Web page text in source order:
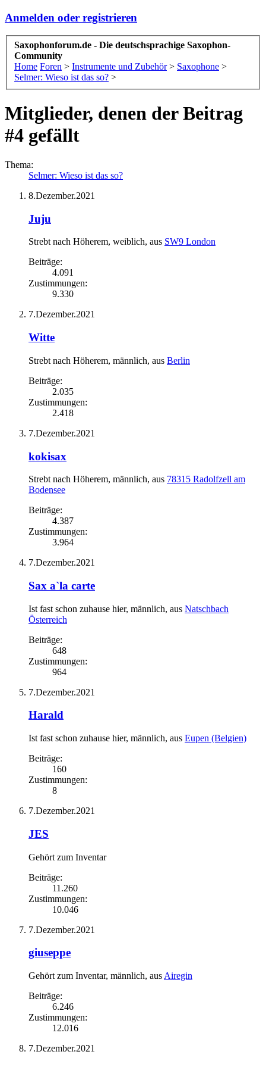
Anmelden oder registrieren
Saxophonforum.de - Die deutschsprachige Saxophon-
Community
Home Foren > Instrumente und Zubehör > Saxophone >
Selmer: Wieso ist das so? >
Mitglieder, denen der Beitrag
#4 gefällt
Thema:
Selmer: Wieso ist das so?
8.Dezember.2021
Juju
Strebt nach Höherem, weiblich, aus SW9 London
Beiträge:
4.091
Zustimmungen:
9.330
7.Dezember.2021
Witte
Strebt nach Höherem, männlich, aus Berlin
Beiträge:
2.035
Zustimmungen:
2.418
7.Dezember.2021
kokisax
Strebt nach Höherem, männlich, aus 78315 Radolfzell am
Bodensee
Beiträge:
4.387
Zustimmungen:
3.964
7.Dezember.2021
Sax a`la carte
Ist fast schon zuhause hier, männlich, aus Natschbach
Österreich
Beiträge:
648
Zustimmungen:
964
7.Dezember.2021
Harald
Ist fast schon zuhause hier, männlich, aus Eupen (Belgien)
Beiträge:
160
Zustimmungen:
8
7.Dezember.2021
JES
Gehört zum Inventar
Beiträge:
11.260
Zustimmungen:
10.046
7.Dezember.2021
giuseppe
Gehört zum Inventar, männlich, aus Airegin
Beiträge:
6.246
Zustimmungen:
12.016
7.Dezember.2021